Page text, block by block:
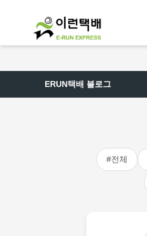
ERUN택배 블로그
#전체